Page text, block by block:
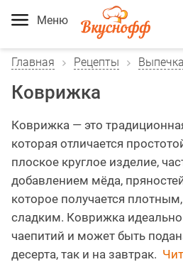
Меню
Главная Рецепты Выпечка
Коврижка
Коврижка — это
которая отличается
плоское круглое изделие,
добавлением мёда,
которое получается
сладким. Коврижка идеально
чаепитий и может быть
десерта, так и на завтрак.